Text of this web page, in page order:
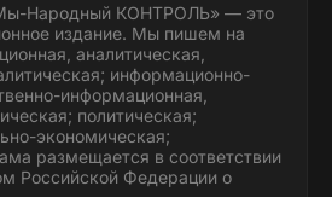
Народный КОНТРОЛЬ» — это
издание. Мы пишем на
аналитическая,
информационно-
информационная,
политическая;
экономическая;
размещается в соответствии
Российской Федерации о